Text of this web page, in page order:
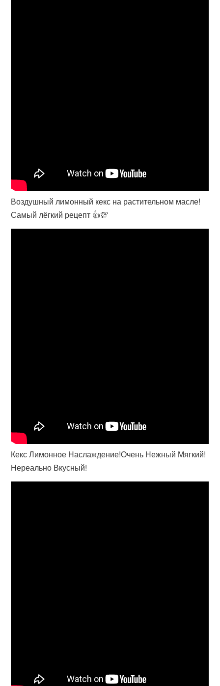
Воздушный лимонный кекс на растительном масле!
Самый лёгкий рецепт 👍💯
Кекс Лимонное Наслаждение!Очень Нежный Мягкий!
Нереально Вкусный!